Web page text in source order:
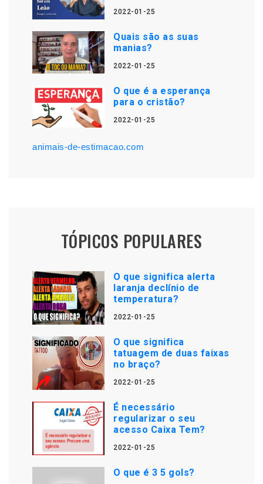
2022-01-25
Quais são as suas
manias?
2022-01-25
O que é a esperança
para o cristão?
2022-01-25
animais-de-estimacao.com
TÓPICOS POPULARES
O que significa alerta
laranja declínio de
temperatura?
2022-01-25
O que significa
tatuagem de duas faixas
no braço?
2022-01-25
É necessário
regularizar o seu
acesso Caixa Tem?
2022-01-25
O que é 3 5 gols?